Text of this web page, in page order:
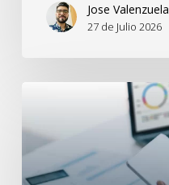
Jose Valenzuela
27 de Julio 2026
y
renacimiento